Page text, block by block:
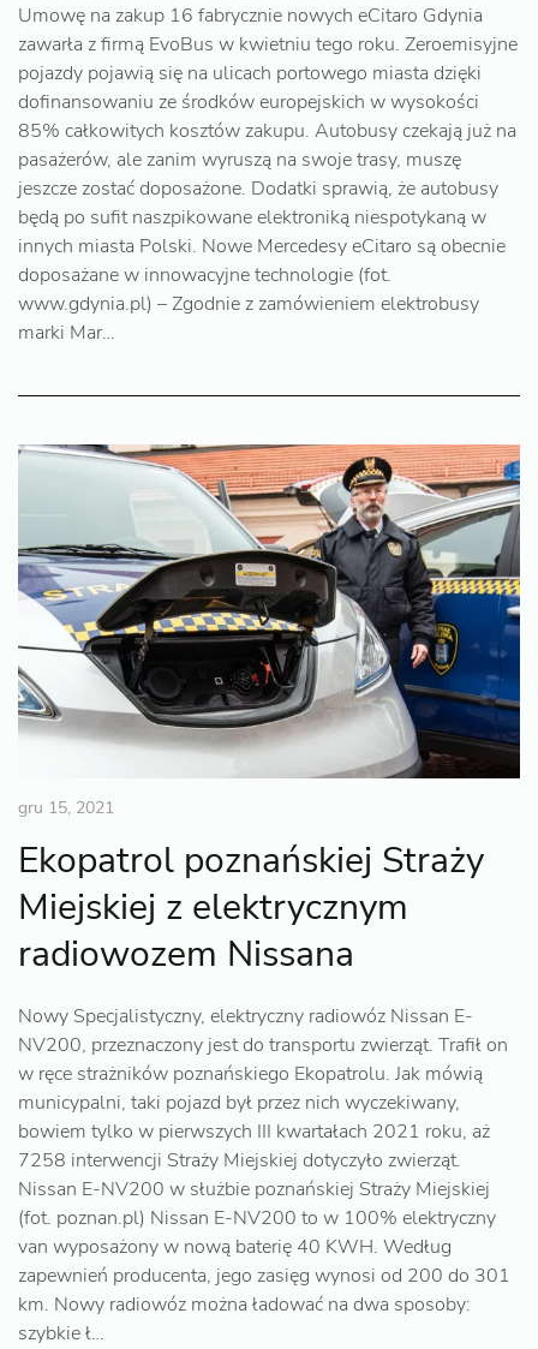
Umowę na zakup 16 fabrycznie nowych eCitaro Gdynia
zawarła z firmą EvoBus w kwietniu tego roku. Zeroemisyjne
pojazdy pojawią się na ulicach portowego miasta dzięki
dofinansowaniu ze środków europejskich w wysokości
85% całkowitych kosztów zakupu. Autobusy czekają już na
pasażerów, ale zanim wyruszą na swoje trasy, muszę
jeszcze zostać doposażone. Dodatki sprawią, że autobusy
będą po sufit naszpikowane elektroniką niespotykaną w
innych miasta Polski. Nowe Mercedesy eCitaro są obecnie
doposażane w innowacyjne technologie (fot.
www.gdynia.pl) – Zgodnie z zamówieniem elektrobusy
marki Mar…
gru 15, 2021
Ekopatrol poznańskiej Straży
Miejskiej z elektrycznym
radiowozem Nissana
Nowy Specjalistyczny, elektryczny radiowóz Nissan E-
NV200, przeznaczony jest do transportu zwierząt. Trafił on
w ręce strażników poznańskiego Ekopatrolu. Jak mówią
municypalni, taki pojazd był przez nich wyczekiwany,
bowiem tylko w pierwszych III kwartałach 2021 roku, aż
7258 interwencji Straży Miejskiej dotyczyło zwierząt.
Nissan E-NV200 w służbie poznańskiej Straży Miejskiej
(fot. poznan.pl) Nissan E-NV200 to w 100% elektryczny
van wyposażony w nową baterię 40 KWH. Według
zapewnień producenta, jego zasięg wynosi od 200 do 301
km. Nowy radiowóz można ładować na dwa sposoby:
szybkie ł…